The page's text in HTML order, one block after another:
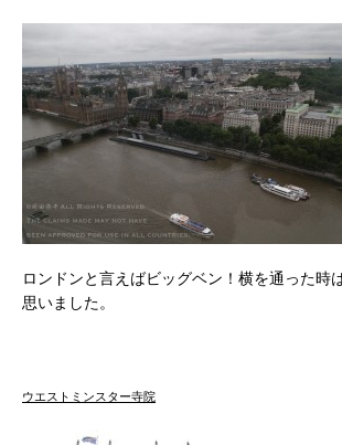
ロンドンと言えばビッグベン！横を通った時
思いました。
ウエストミンスター寺院